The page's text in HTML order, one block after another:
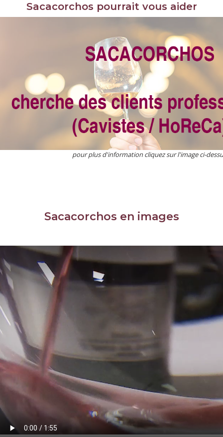
Sacacorchos pourrait vous aider
pour plus d'information cliquez sur l'image ci-
Sacacorchos en images